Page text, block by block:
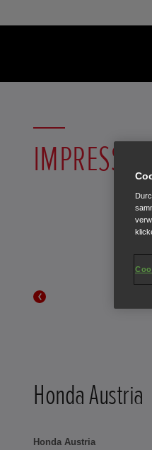
IMPRESSUM
Honda Austria
Honda Austria